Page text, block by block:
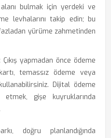
bulmak için yerdeki ve
levhalarını takip edin; bu
yürüme zahmetinden
Çıkış yapmadan önce ödeme
temassız ödeme veya
Dijital ödeme
gişe kuyruklarında
doğru planlandığında